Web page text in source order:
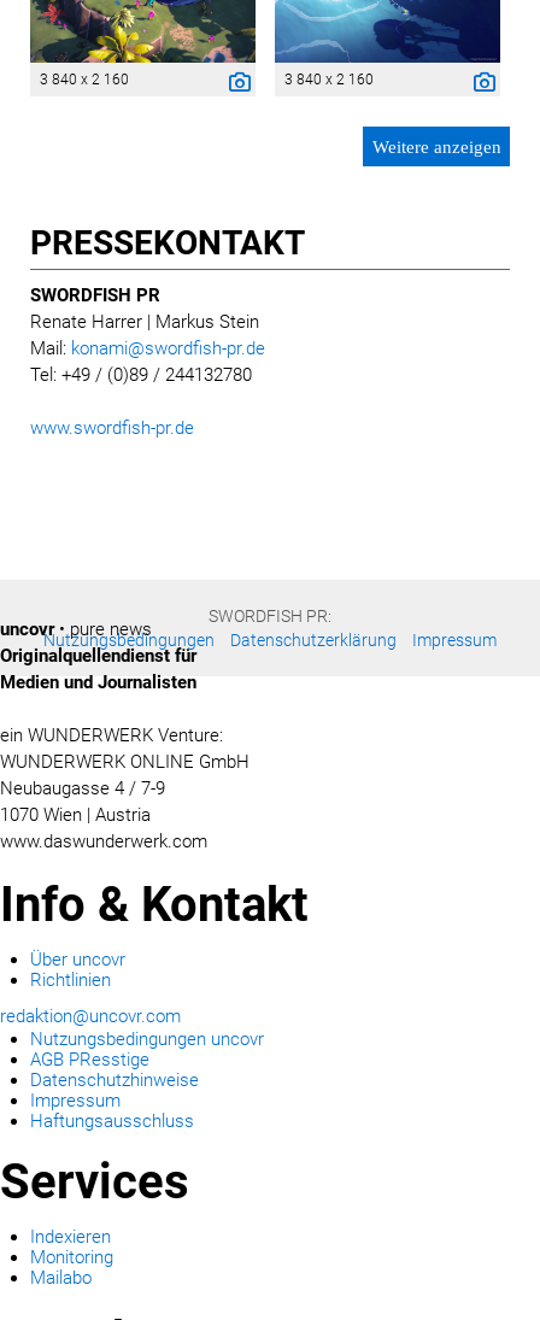
3 840 x 2 160 3 840 x 2 160
Weitere anzeigen
PRESSE­KONTAKT
SWORDFISH PR
Renate Harrer | Markus Stein
Mail: konami@swordfish-pr.de
Tel: +49 / (0)89 / 244132780
www.swordfish-pr.de
SWORDFISH PR:
Nutzungsbedingungen
Datenschutzerklärung Impressum
uncovr• pure news
Originalquellendienst für
Medien und Journalisten
ein WUNDERWERK Venture:
WUNDERWERK ONLINE GmbH
Neubaugasse 4 / 7-9
1070 Wien | Austria
www.daswunderwerk.com
Info & Kontakt
Über uncovr
Richtlinien
redaktion@uncovr.com
Nutzungsbedingungen uncovr
AGB PResstige
Datenschutzhinweise
Impressum
Haftungsausschluss
Services
Indexieren
Monitoring
Mailabo